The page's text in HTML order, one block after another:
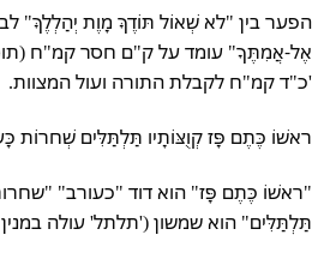
הפער בין "לא שְׁאוֹל תּוֹדֶךָּ מָוֶת יְהַלְלֶךָּ"
אֶל-אֲמִתֶּךָ" עומד על ק"ם חסר קמ"ח
'כ"ד קמ"ח לקבלת התורה ועול המצוות.
ראשׁוֹ כֶּתֶם פָּז קְוֻצּוֹתָיו תַּלְתַּלִּים שְׁחרוֹת
"ראשׁוֹ כֶּתֶם פָּז" הוא דוד "כעורב"
תַּלְתַּלִּים" הוא שמשון ('תלתל' עולה